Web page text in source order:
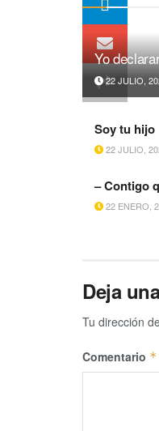
Yo
22 JULIO,
Soy tu hijo
22 JULIO,
– Contigo
22 ENERO,
Deja
Tu dirección
Comentario *